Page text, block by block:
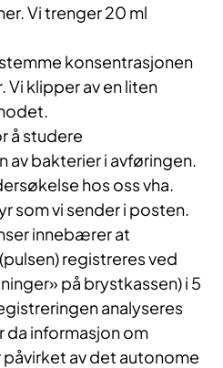
Vi trenger 20 ml
konsentrasjonen
Vi klipper av en liten
å studere
av bakterier i avføringen.
hos oss vha.
som vi sender i posten.
innebærer at
registreres ved
på brystkassen) i 5
analyseres
da informasjon om
av det autonome